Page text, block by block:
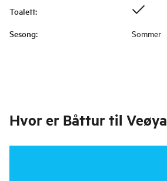
Toalett:
Sesong: Sommer
Hvor er Båttur til Veøya